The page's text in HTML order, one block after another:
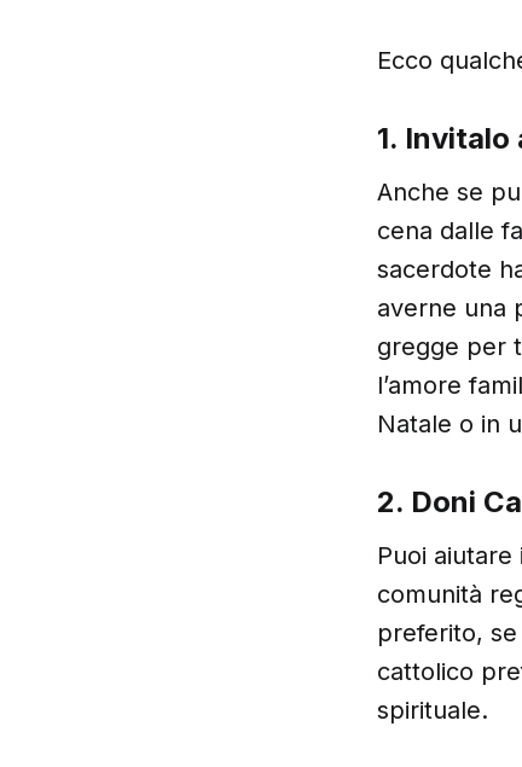
Ecco
1. Invitalo
Anche se
cena dalle
sacerdote
averne una
gregge per
l’amore
Natale o in
2. Doni
Puoi
comunità
preferito,
cattolico
spirituale.